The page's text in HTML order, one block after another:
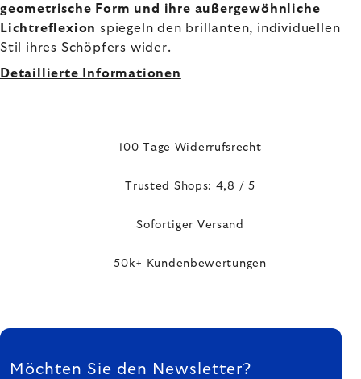
geometrische Form und ihre außergewöhnliche
Lichtreflexionspiegeln den brillanten, individuellen
Stil ihres Schöpfers wider.
Detaillierte Informationen
100 Tage Widerrufsrecht
Trusted Shops: 4,8 / 5
Sofortiger Versand
50k+ Kundenbewertungen
FUSSZEILE
Möchten Sie den Newsletter?